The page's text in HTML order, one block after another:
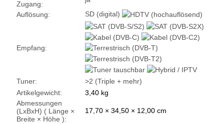
Zugang:
Auflösung:
SD (digital)
Empfang:
Tuner:
>2 (Triple + mehr)
Artikelgewicht:
3,40 kg
Abmessungen
(LxBxH) ( Länge ×
Breite × Höhe ):
17,70 × 34,50 × 12,00 cm